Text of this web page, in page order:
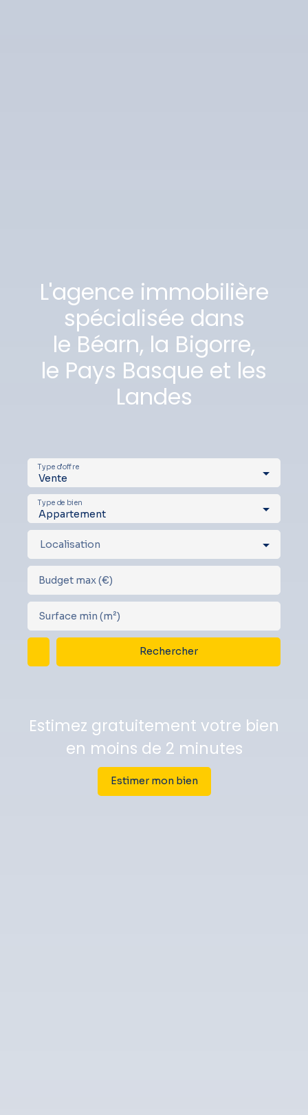
L'agence immobilière
spécialisée dans
le Béarn, la Bigorre,
le Pays Basque et les
Landes
Vente
Type d'offre
Appartement
Type de bien
Localisation
Budget max (€)
Surface min (m²)
Rechercher
Estimez gratuitement votre bien
en moins de 2 minutes
Estimer mon bien